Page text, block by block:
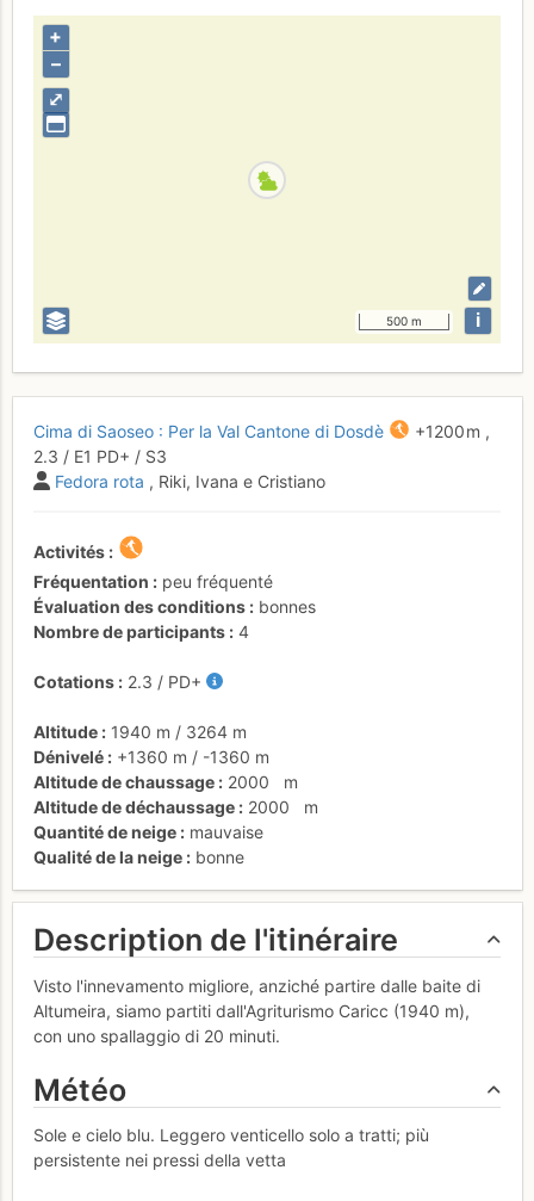
⤢
+
–
500 m i
Cima di Saoseo : Per la Val Cantone di Dosdè +1200 m ,
2.3 / E1 PD+ / S3
Fedora rota , Riki, Ivana e Cristiano
Activités
Fréquentation
peu fréquenté
Évaluation des conditions
bonnes
Nombre de participants
4
Cotations 2.3 / PD+
Altitude 1940 m / 3264 m
Dénivelé
+1360 m / -1360 m
Altitude de chaussage
2000
m
Altitude de déchaussage
2000
m
Quantité de neige
mauvaise
Qualité de la neige
bonne
Description de l'itinéraire
Visto l'innevamento migliore, anziché partire dalle baite di
Altumeira, siamo partiti dall'Agriturismo Caricc (1940 m),
con uno spallaggio di 20 minuti.
Météo
Sole e cielo blu. Leggero venticello solo a tratti; più
persistente nei pressi della vetta